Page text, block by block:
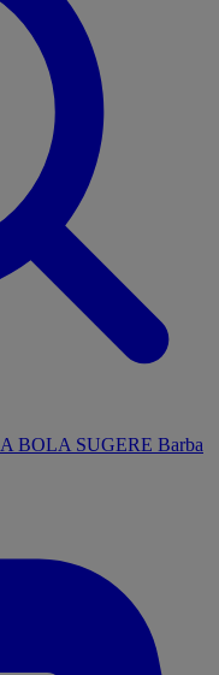
A BOLA SUGERE Barba